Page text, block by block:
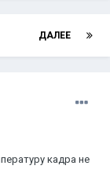
ДАЛЕЕ
кадра не